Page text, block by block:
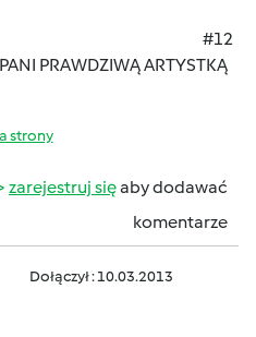
#12
PRAWDZIWĄ ARTYSTKĄ
strony
zarejestruj sięaby dodawać
komentarze
Dołączył : 10.03.2013